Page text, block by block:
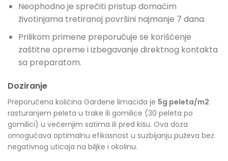
Neophodno je sprečiti pristup domaćim
životinjama tretiranoj površini najmanje 7 dana.
Prilikom primene preporučuje se korišćenje
zaštitne opreme i izbegavanje direktnog kontakta
sa preparatom.
Doziranje
Preporučena količina Gardene limacida je 5g peleta/m2
rasturanjem peleta u trake ili gomilice (30 peleta po
gomilici) u večernjim satima ili pred kišu. Ova doza
omogućava optimalnu efikasnost u suzbijanju puževa bez
negativnog uticaja na biljke i okolinu.